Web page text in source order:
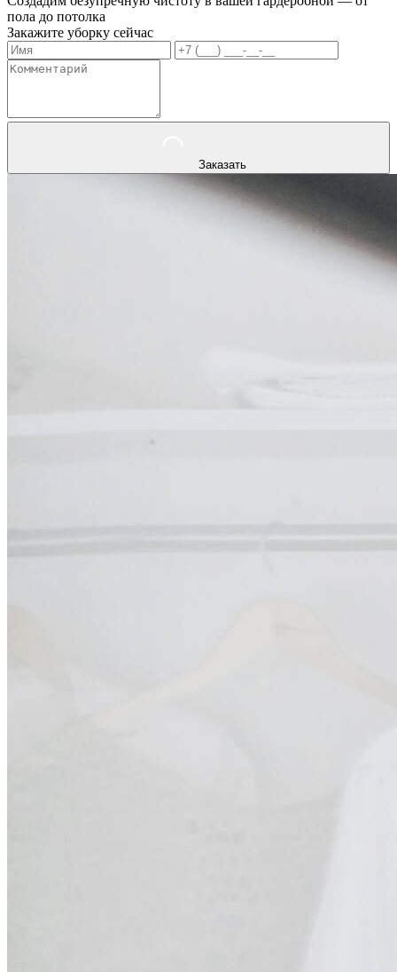
пола до потолка
Закажите уборку сейчас
Заказать